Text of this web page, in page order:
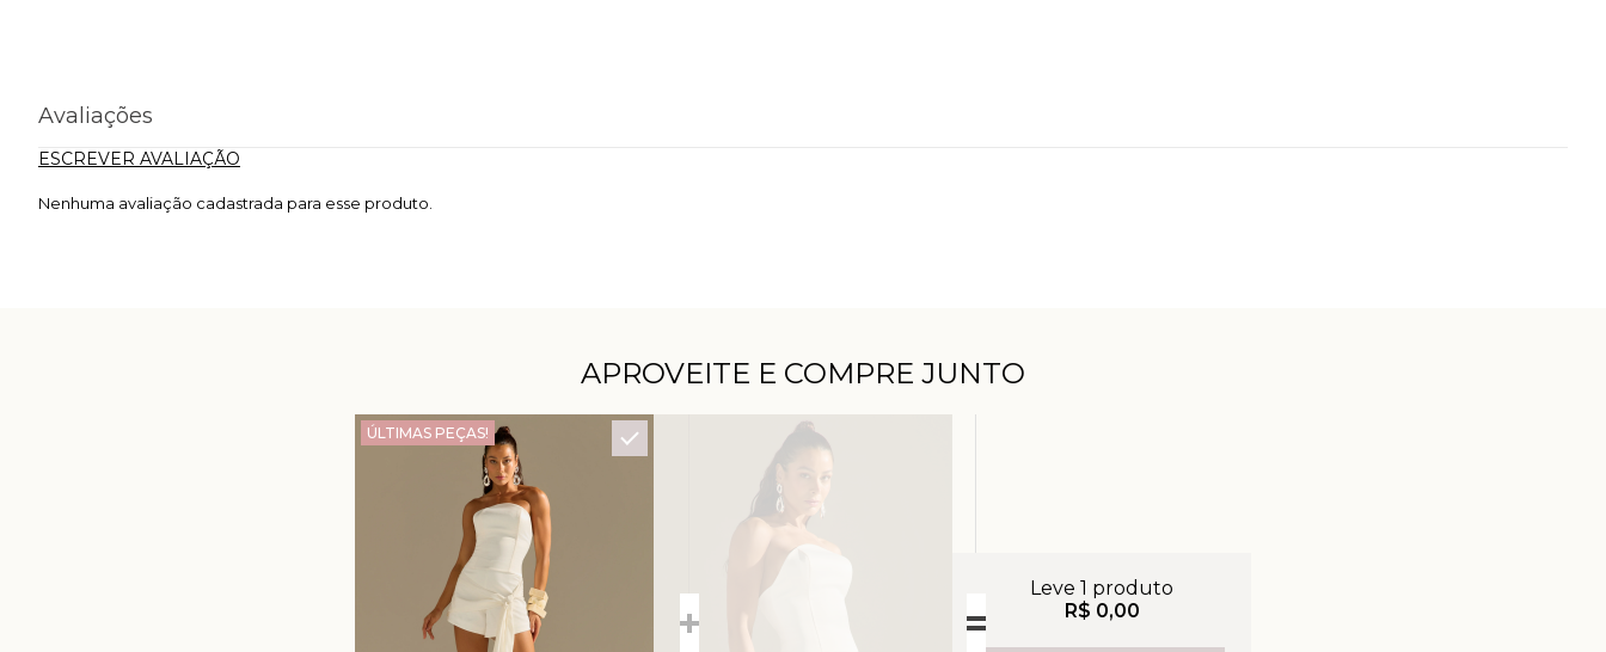
Avaliações
ESCREVER AVALIAÇÃO
Nenhuma avaliação cadastrada para esse produto.
APROVEITE E COMPRE JUNTO
ÚLTIMAS PEÇAS!
Leve 1 produto
R$ 0,00